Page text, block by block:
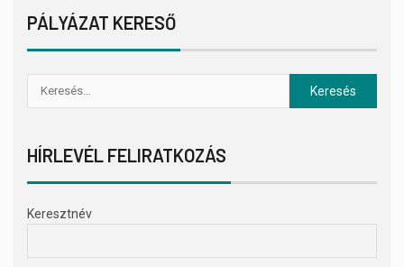
PÁLYÁZAT KERESŐ
HÍRLEVÉL FELIRATKOZÁS
Keresztnév